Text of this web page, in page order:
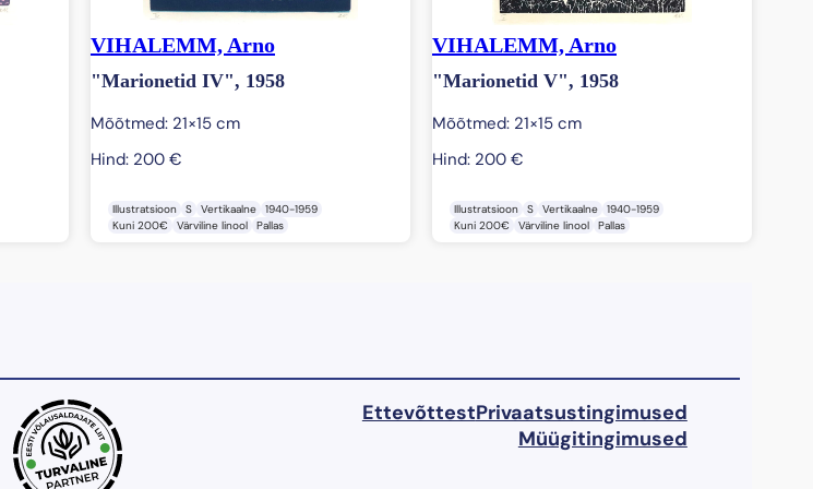
VIHALEMM, Arno
"Marionetid IV", 1958
Mõõtmed: 21×15 cm
Hind: 200 €
Illustratsioon S Vertikaalne
1940-1959
Kuni 200€
Värviline linool Pallas
VIHALEMM, Arno
"Marionetid V", 1958
Mõõtmed: 21×15 cm
Hind: 200 €
Illustratsioon S Vertikaalne
1940-1959
Kuni 200€
Värviline linool Pallas
EttevõttestPrivaatsustingimused
Müügitingimused